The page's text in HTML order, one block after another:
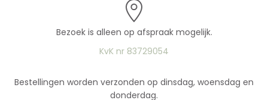
Bezoek is alleen op afspraak mogelijk.
KvK nr 83729054
Bestellingen worden verzonden op dinsdag, woensdag en
donderdag.